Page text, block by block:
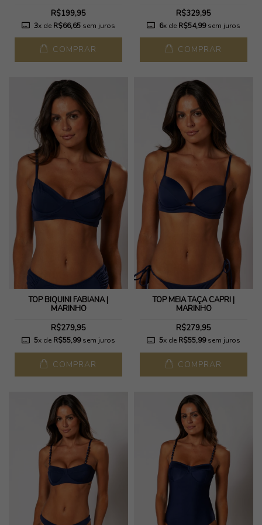
R$199,95
3x de R$66,65sem juros
COMPRAR
R$329,95
6x de R$54,99sem juros
COMPRAR
TOP BIQUÍNI FABIANA |
MARINHO
R$279,95
5x de R$55,99sem juros
COMPRAR
TOP MEIA TAÇA CAPRI |
MARINHO
R$279,95
5x de R$55,99sem juros
COMPRAR